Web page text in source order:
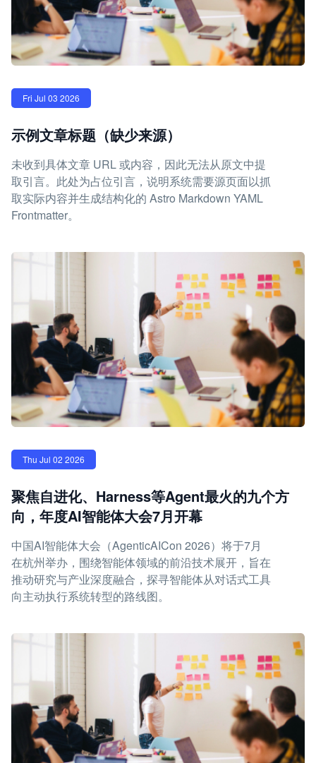
Fri Jul 03 2026
示例文章标题（缺少来源）
未收到具体文章 URL 或内容，因此无法从原文中提
取引言。此处为占位引言，说明系统需要源页面以抓
取实际内容并生成结构化的 Astro Markdown YAML
Frontmatter。
Thu Jul 02 2026
聚焦自进化、Harness等Agent最火的九个方
向，年度AI智能体大会7月开幕
中国AI智能体大会（AgenticAICon 2026）将于7月
在杭州举办，围绕智能体领域的前沿技术展开，旨在
推动研究与产业深度融合，探寻智能体从对话式工具
向主动执行系统转型的路线图。